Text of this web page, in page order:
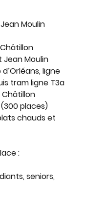
Moulin
Jean Moulin
ligne
tram ligne T3a
Châtillon
(300 places)
chauds et
:
seniors,